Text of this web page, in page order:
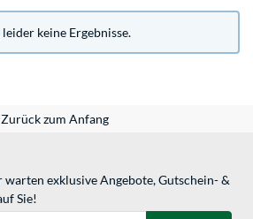
keine Ergebnisse.
Zurück zum Anfang
exklusive Angebote, Gutschein- &
Sie!